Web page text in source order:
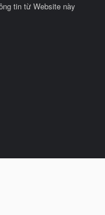
tin từ Website này